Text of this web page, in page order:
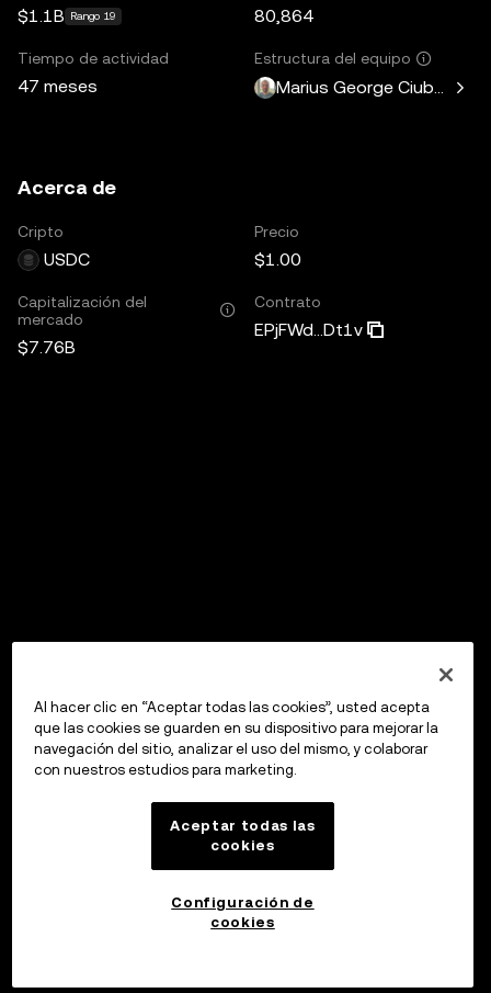
$1.1B Rango 19 80,864
Tiempo de actividad
47 meses
Estructura del equipo
Marius George Ciubotariu
Acerca de
Cripto
USDC
Precio
$1.00
Capitalización del
mercado
$7.76B
Contrato
EPjFWd...Dt1v
Al hacer clic en “Aceptar todas las cookies”, usted acepta
que las cookies se guarden en su dispositivo para mejorar la
navegación del sitio, analizar el uso del mismo, y colaborar
con nuestros estudios para marketing.
Aceptar todas las
cookies
Configuración de
cookies